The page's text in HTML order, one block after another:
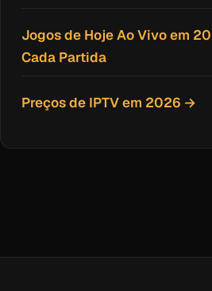
Jogos de Hoje Ao Vivo em
Cada Partida
Preços de IPTV em 2026 →